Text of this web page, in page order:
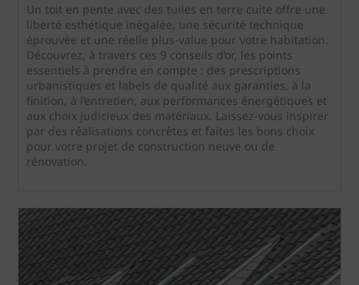
Un toit en pente avec des tuiles en terre cuite offre une
liberté esthétique inégalée, une sécurité technique
éprouvée et une réelle plus-value pour votre habitation.
Découvrez, à travers ces 9 conseils d’or, les points
essentiels à prendre en compte : des prescriptions
urbanistiques et labels de qualité aux garanties, à la
finition, à l’entretien, aux performances énergétiques et
aux choix judicieux des matériaux. Laissez-vous inspirer
par des réalisations concrètes et faites les bons choix
pour votre projet de construction neuve ou de
rénovation.